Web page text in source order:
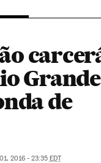
de
2016 - 23:35 EDT